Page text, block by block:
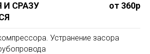
И СРАЗУ
от 360р
Устранение засора